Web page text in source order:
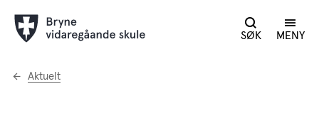
SØK MENY
Du
Aktuelt